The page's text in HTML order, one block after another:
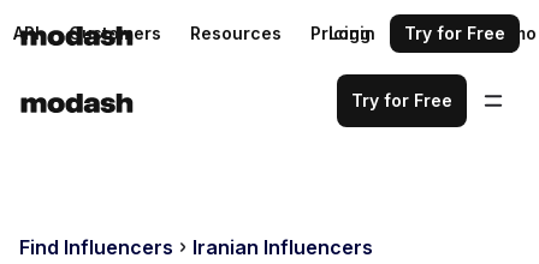
API Customers Resources Pricing Request a demo
Login Try for Free
Try for Free
Find Influencers
Iranian Influencers